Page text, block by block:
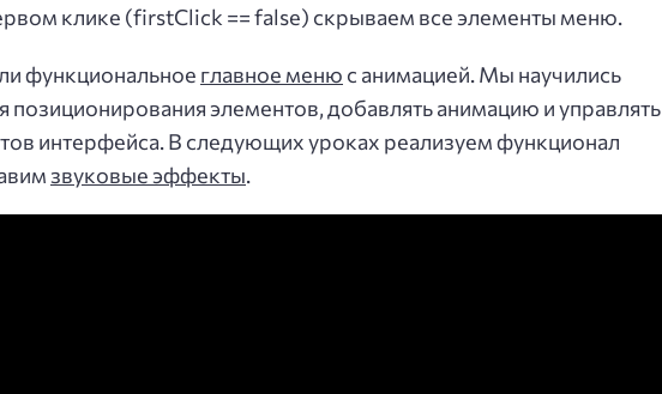
клике (firstClick == false) скрываем все элементы меню.
функциональное главное меню с анимацией. Мы научились
позиционирования элементов, добавлять анимацию и управлять
интерфейса. В следующих уроках реализуем функционал
звуковые эффекты.